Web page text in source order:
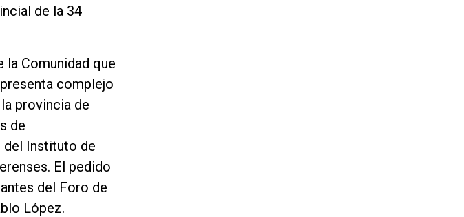
de la 34
Comunidad que
complejo
provincia de
de
del Instituto de
El pedido
del Foro de
López.